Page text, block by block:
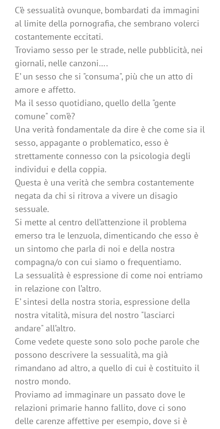
C’è sessualità ovunque, bombardati da immagini
al limite della pornografia, che sembrano volerci
costantemente eccitati.
Troviamo sesso per le strade, nelle pubblicità, nei
giornali, nelle canzoni….
E’ un sesso che si "consuma", più che un atto di
amore e affetto.
Ma il sesso quotidiano, quello della "gente
comune" com’è?
Una verità fondamentale da dire è che come sia il
sesso, appagante o problematico, esso è
strettamente connesso con la psicologia degli
individui e della coppia.
Questa è una verità che sembra costantemente
negata da chi si ritrova a vivere un disagio
sessuale.
Si mette al centro dell’attenzione il problema
emerso tra le lenzuola, dimenticando che esso è
un sintomo che parla di noi e della nostra
compagna/o con cui siamo o frequentiamo.
La sessualità è espressione di come noi entriamo
in relazione con l’altro.
E’ sintesi della nostra storia, espressione della
nostra vitalità, misura del nostro "lasciarci
andare" all’altro.
Come vedete queste sono solo poche parole che
possono descrivere la sessualità, ma già
rimandano ad altro, a quello di cui è costituito il
nostro mondo.
Proviamo ad immaginare un passato dove le
relazioni primarie hanno fallito, dove ci sono
delle carenze affettive per esempio, dove si è